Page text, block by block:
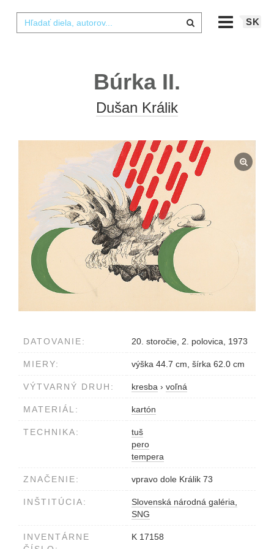
SK
Búrka II.
Dušan Králik
DATOVANIE: 20. storočie, 2. polovica, 1973
MIERY: výška 44.7 cm, šírka 62.0 cm
VÝTVARNÝ DRUH: kresba › voľná
MATERIÁL: kartón
TECHNIKA:
tuš
pero
tempera
ZNAČENIE: vpravo dole Králik 73
INŠTITÚCIA:
Slovenská národná galéria,
SNG
INVENTÁRNE
K 17158